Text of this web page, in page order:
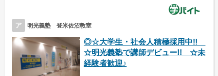
ア 明光義塾 登米佐沼教室
◎☆大学生・社会人積極採用中!!
☆明光義塾で講師デビュー!! ☆未
経験者歓迎♪